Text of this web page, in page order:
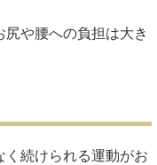
や腰への負担は大き
く続けられる運動がお